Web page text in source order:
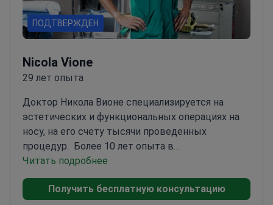
ПОДТВЕРЖДЕН
Nicola Vione
29 лет опыта
Доктор Никола Вионе специализируется на
эстетических и функциональных операциях на
носу, на его счету тысячи проведенных
процедур.
Более 10 лет опыта в
функциональной и эстетической хирургии
носаЭксперт в сохраняющей ринопластике для
естественных результатов и более быстрого
Читать подробнее
Получить бесплатную консультацию